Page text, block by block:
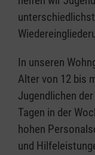
In unseren
Alter von 12 bis
Jugendlichen
Tagen in der
hohen
und